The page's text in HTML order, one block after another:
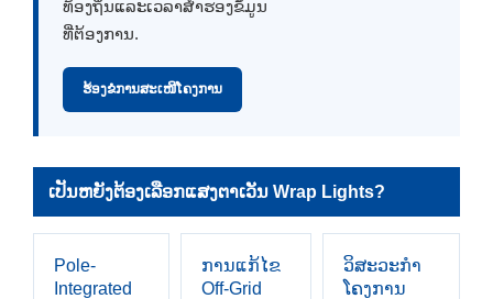
ທ້ອງຖິ່ນແລະເວລາສໍາຮອງຂໍ້ມູນ
ທີ່ຕ້ອງການ.
ຮ້ອງຂໍການສະເໜີໂຄງການ
ເປັນຫຍັງຕ້ອງເລືອກແສງຕາເວັນ Wrap Lights?
Pole-
Integrated
ການ​ແກ້​ໄຂ
Off-Grid
ວິສະວະກໍາ
ໂຄງການ